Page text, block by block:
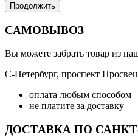
Продолжить
САМОВЫВОЗ
Вы можете забрать товар из
С-Петербург, проспект
оплата любым способом
не платите за доставку
ДОСТАВКА ПО